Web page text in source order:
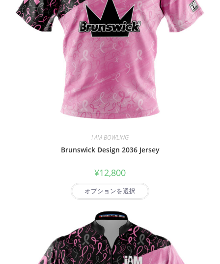
I AM BOWLING
Brunswick Design 2036 Jersey
¥12,800
オプションを選択